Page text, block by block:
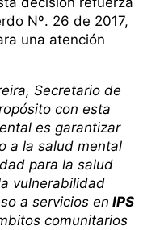
Nº. 26 de 2017,
una atención
Secretario de
con esta
es garantizar
a la salud mental
para la salud
vulnerabilidad
a servicios en IPS
comunitarios